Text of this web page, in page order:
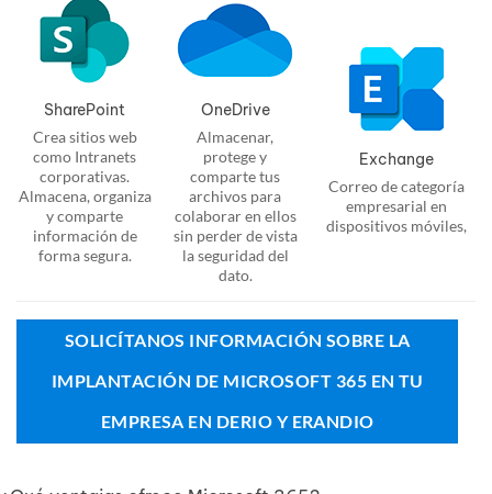
SharePoint
Crea sitios web
como Intranets
corporativas.
Almacena, organiza
y comparte
información de
forma segura.
OneDrive
Almacenar,
protege y
comparte tus
archivos para
colaborar en ellos
sin perder de vista
la seguridad del
dato.
Exchange
Correo de categoría
empresarial en
dispositivos móviles,
SOLICÍTANOS INFORMACIÓN SOBRE LA
IMPLANTACIÓN DE MICROSOFT 365 EN TU
EMPRESA EN DERIO Y ERANDIO